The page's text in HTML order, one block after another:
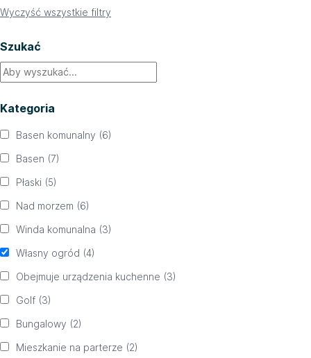
Wyczyść wszystkie filtry
Szukać
Kategoria
Basen komunalny (6)
Basen (7)
Płaski (5)
Nad morzem (6)
Winda komunalna (3)
Własny ogród (4)
Obejmuje urządzenia kuchenne (3)
Golf (3)
Bungalowy (2)
Mieszkanie na parterze (2)